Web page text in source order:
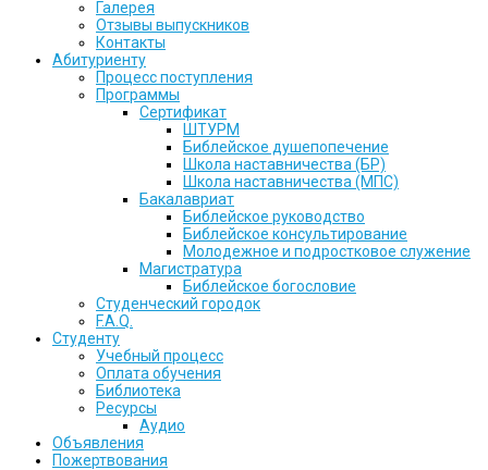
Галерея
Отзывы выпускников
Контакты
Абитуриенту
Процесс поступления
Программы
Сертификат
ШТУРМ
Библейское душепопечение
Школа наставничества (БР)
Школа наставничества (МПС)
Бакалавриат
Библейское руководство
Библейское консультирование
Молодежное и подростковое служение
Магистратура
Библейское богословие
Студенческий городок
F.A.Q.
Студенту
Учебный процесс
Оплата обучения
Библиотека
Ресурсы
Аудио
Объявления
Пожертвования